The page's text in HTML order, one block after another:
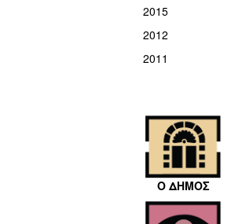
2015
2012
2011
Ο ΔΗΜΟΣ